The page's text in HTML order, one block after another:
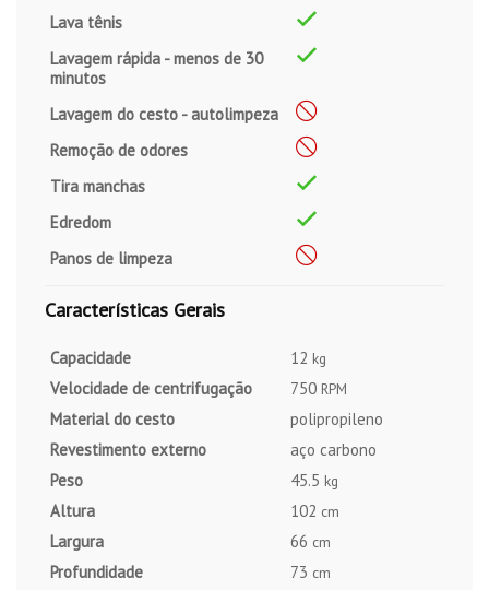
Lava tênis
Lavagem rápida - menos de 30
minutos
Lavagem do cesto - autolimpeza
Remoção de odores
Tira manchas
Edredom
Panos de limpeza
Características Gerais
Capacidade 12 kg
Velocidade de centrifugação 750 RPM
Material do cesto
polipropileno
Revestimento externo
aço carbono
Peso
45.5 kg
Altura 102 cm
Largura 66 cm
Profundidade 73 cm